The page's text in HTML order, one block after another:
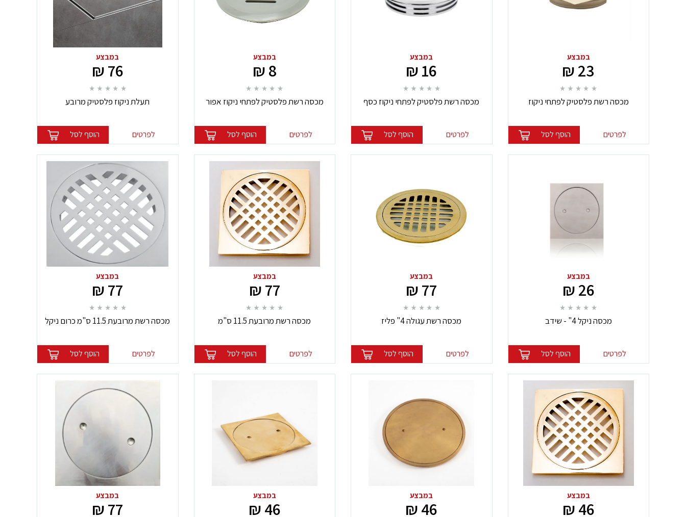
במבצע
23 ₪
מכסה רשת פלסטיק לפתחי ניקוז
לפרטים הוסף לסל
במבצע
16 ₪
מכסה רשת פלסטיק לפתחי ניקוז כסף
לפרטים הוסף לסל
במבצע
8 ₪
מכסה רשת פלסטיק לפתחי ניקוז אפור
לפרטים הוסף לסל
במבצע
76 ₪
תעלת ניקוז פלסטיק מרובע
לפרטים הוסף לסל
במבצע
26 ₪
מכסה ניקל 4" - שידב
לפרטים הוסף לסל
במבצע
77 ₪
מכסה רשת עגולה 4" פליז
לפרטים הוסף לסל
במבצע
77 ₪
מכסה רשת מרובעת 11.5 ס"מ
לפרטים הוסף לסל
במבצע
77 ₪
מכסה רשת מרובעת 11.5 ס"מ כרום ניקל
לפרטים הוסף לסל
במבצע
46 ₪
במבצע
46 ₪
במבצע
46 ₪
במבצע
77 ₪